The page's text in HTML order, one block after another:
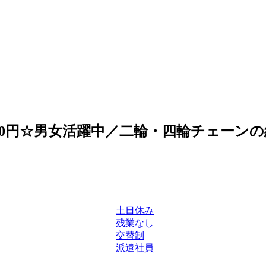
円☆男女活躍中／二輪・四輪チェーンの
土日休み
残業なし
交替制
派遣社員